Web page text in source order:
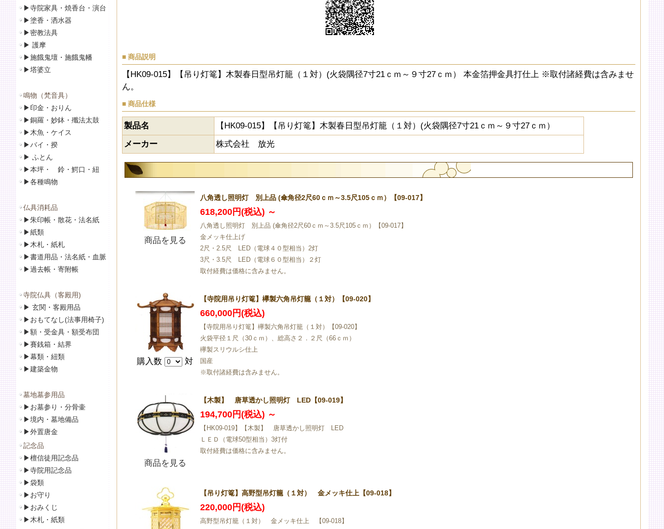
▶寺院家具・焼香台・演台
▶塗香・洒水器
▶ 密教法具
▶ 護摩
▶施餓鬼壇・施餓鬼幡
▶塔婆立
鳴物（梵音具）
▶ 印金・おりん
▶銅羅・妙鉢・殲法太鼓
▶ 木魚・ケイス
▶バイ・揆
▶ ふとん
▶本坪・ 鈴・鰐口・紐
▶各種鳴物
仏具消耗品
▶朱印帳・散花・法名紙
▶紙類
▶ 木札・紙札
▶書道用品・法名紙・血脈
▶過去帳・寄附帳
寺院仏具（客殿用)
▶ 玄関・客殿用品
▶ おもてなし(法事用椅子)
▶額・受金具・額受布団
▶賽銭箱・結界
▶幕類・紐類
▶建築金物
墓地墓参用品
▶ お墓参り・分骨壷
▶境内・墓地備品
▶外置唐金
記念品
▶檀信徒用記念品
▶寺院用記念品
▶袋類
▶ お守り
▶おみくじ
▶ 木札・紙類
■ 商品説明
【HK09-015】【吊り灯篭】木製春日型吊灯籠（１対）(火袋隅径7寸21ｃｍ～９寸27ｃｍ） 本金箔押金具打仕上 ※取付諸経費は含みませ
ん。
■ 商品仕様
製品名
【HK09-015】【吊り灯篭】木製春日型吊灯籠（１対）(火袋隅径7寸21ｃｍ～９寸27ｃｍ）
メーカー
株式会社 放光
商品を見る
八角透し照明灯 別上品 (傘角径2尺60ｃｍ～3.5尺105ｃｍ）【09-017】
618,200円(税込) ～
八角透し照明灯 別上品 (傘角径2尺60ｃｍ～3.5尺105ｃｍ）【09-017】
金メッキ仕上げ
2尺・2.5尺 LED（電球４０型相当）2灯
3尺・3.5尺 LED（電球６０型相当）２灯
取付経費は価格に含みません。
購入数 対
【寺院用吊り灯篭】欅製六角吊灯籠（１対）【09-020】
660,000円(税込)
【寺院用吊り灯篭】欅製六角吊灯籠（１対）【09-020】
火袋平径１尺（30ｃｍ）、総高さ２．２尺（66ｃｍ）
欅製スリウルシ仕上
国産
※取付諸経費は含みません。
商品を見る
【木製】 唐草透かし照明灯 LED【09-019】
194,700円(税込) ～
【HK09-019】【木製】 唐草透かし照明灯 LED
ＬＥＤ（電球50型相当）3灯付
取付経費は価格に含みません。
【吊り灯篭】高野型吊灯籠（１対） 金メッキ仕上【09-018】
220,000円(税込)
高野型吊灯籠（１対） 金メッキ仕上 【09-018】